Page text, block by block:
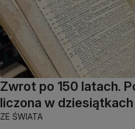
Zwrot po 150 latach.
liczona w
ZE ŚWIATA